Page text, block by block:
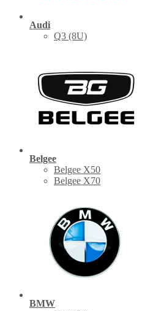
Audi
Q3 (8U)
Belgee
Belgee X50
Belgee X70
BMW